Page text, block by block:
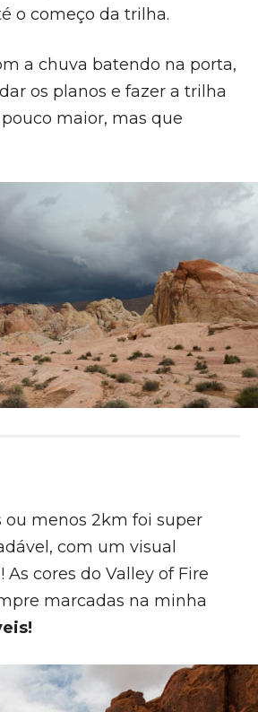
o começo da trilha.
a chuva batendo na porta,
os planos e fazer a trilha
maior, mas que
ou menos 2km foi super
com um visual
cores do Valley of Fire
marcadas na minha